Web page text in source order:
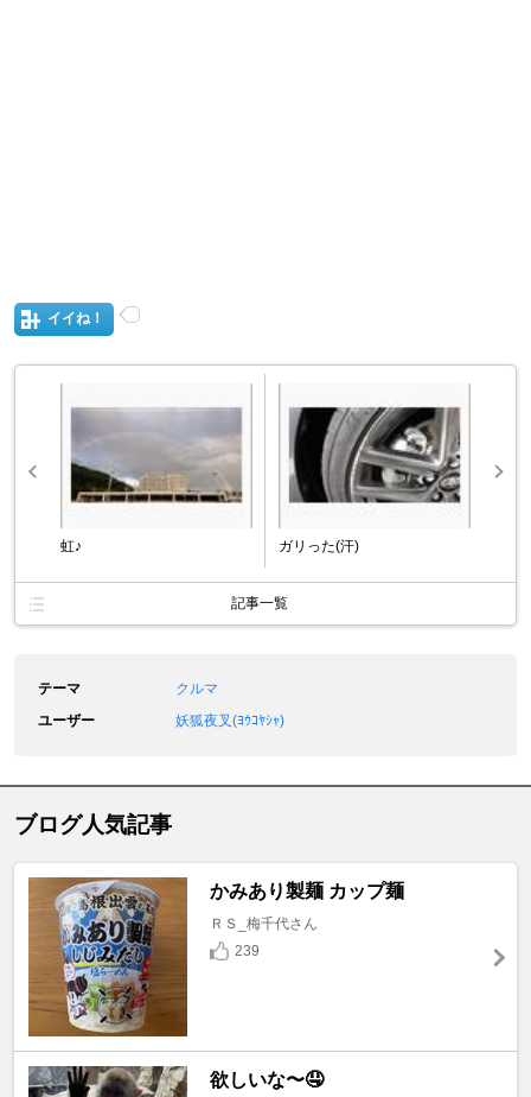
イイね！
虹♪ ガリった(汗)
記事一覧
テーマ
クルマ
ユーザー
妖狐夜叉(ﾖｳｺﾔｼｬ)
ブログ人気記事
かみあり製麺 カップ麺
ＲＳ_梅千代さん
239
欲しいな〜🤤